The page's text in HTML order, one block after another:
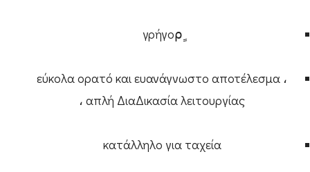
γρήγορٍ
εύκολα ορατό και ευανάγνωστο αποτέλεσμα ،
απλή ΔιαΔικασία λειτουργίας ،
κατάλληλο για ταχεία